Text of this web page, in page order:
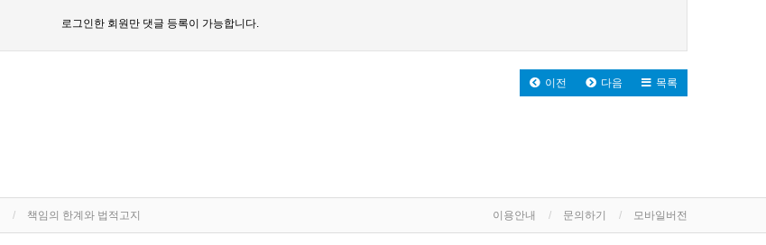
로그인한 회원만 댓글 등록이 가능합니다.
이전 다음 목록
책임의 한계와 법적고지 이용안내 문의하기 모바일버전